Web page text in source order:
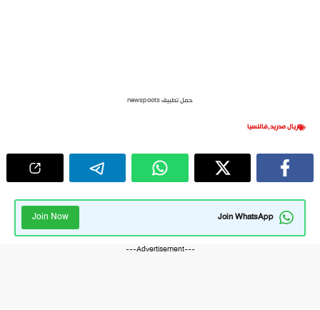
حمل تطبيق newspoots
ريال مدريد,فالنسيا
Join WhatsApp
Join Now
---Advertisement---